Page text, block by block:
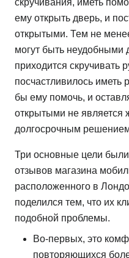
скручивания, иметь
ему открыть дверь, и
открытыми. Тем не
могут быть неудобными
приходится скручивать
посчастливилось иметь
бы ему помочь, и
открытыми не является
долгосрочным
Три основные цели
отзывов магазина
расположенного в
поделился тем, что их
подобной проблемы.
Во-первых, это
повторяющихся